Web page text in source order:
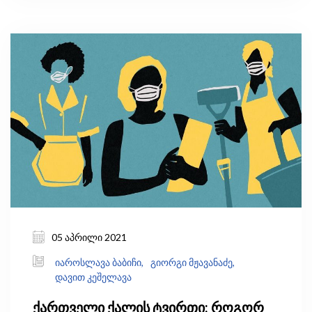
არა ამან დედაქალაქში მიგრანტების
შემოდინება შეანელოს, რაც, თავის მხრივ,
თბილისის ინფრასტრუქტურაზე ზეწოლას
შეამცირებს. რამდენად მოსალოდნელია, რომ
ადამიანები პანდემიის შემდეგაც გააგრძელებენ
სოფლად ცხოვრებასა და დისტანციურად
მუშაობას?
05 აპრილი 2021
იაროსლავა ბაბიჩი,
გიორგი მჟავანაძე,
დავით კეშელავა
ქართველი ქალის ტვირთი: როგორ